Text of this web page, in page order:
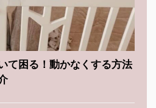
て困る！動かなくする方法